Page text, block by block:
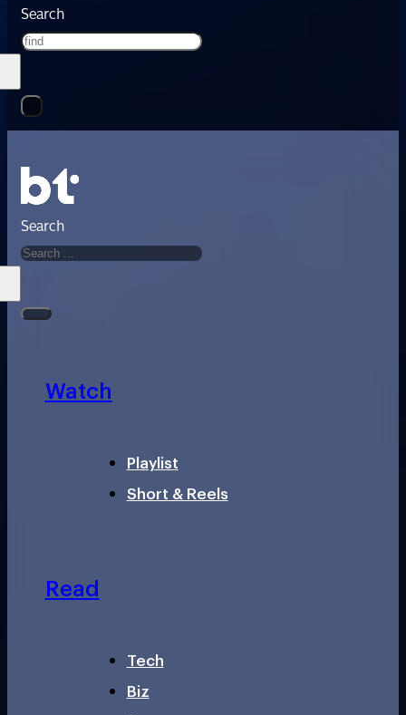
Search
Search
Watch
Playlist
Short & Reels
Read
Tech
Biz